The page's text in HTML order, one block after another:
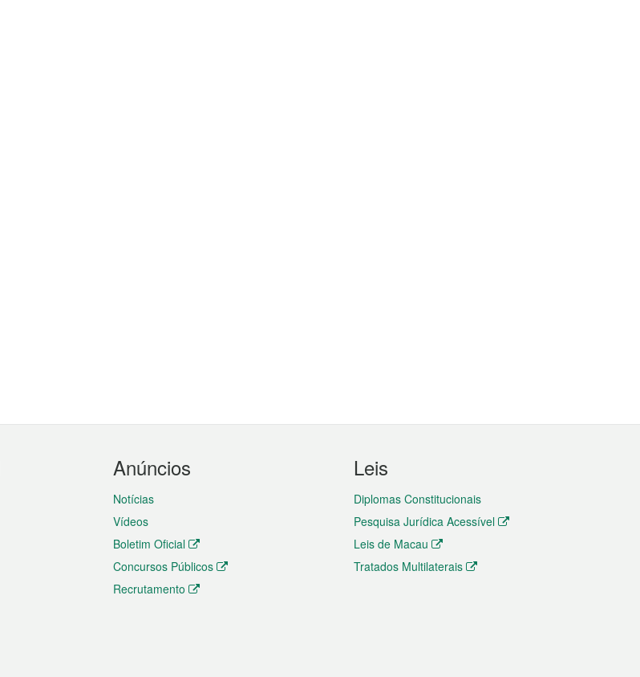
Anúncios
Notícias
Vídeos
Boletim Oficial
Concursos Públicos
Recrutamento
Leis
Diplomas Constitucionais
Pesquisa Jurídica Acessível
Leis de Macau
Tratados Multilaterais